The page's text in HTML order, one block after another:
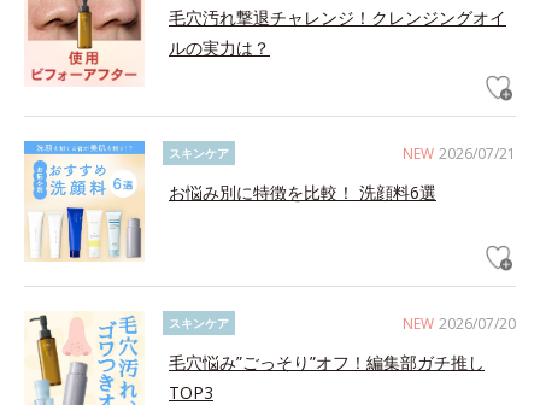
毛穴汚れ撃退チャレンジ！クレンジングオイ
ルの実力は？
NEW 2026/07/21
スキンケア
お悩み別に特徴を比較！ 洗顔料6選
NEW 2026/07/20
スキンケア
毛穴悩み”ごっそり”オフ！編集部ガチ推し
TOP3